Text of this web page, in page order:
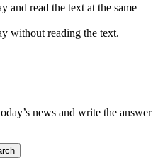
and read the text at the same
without reading the text.
news and write the answer